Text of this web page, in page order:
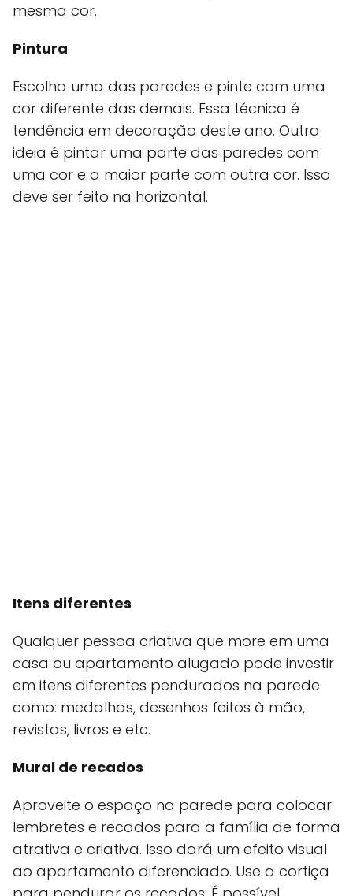
mesma cor.
Pintura
Escolha uma das paredes e pinte com uma
cor diferente das demais. Essa técnica é
tendência em decoração deste ano. Outra
ideia é pintar uma parte das paredes com
uma cor e a maior parte com outra cor. Isso
deve ser feito na horizontal.
Itens diferentes
Qualquer pessoa criativa que more em uma
casa ou apartamento alugado pode investir
em itens diferentes pendurados na parede
como: medalhas, desenhos feitos à mão,
revistas, livros e etc.
Mural de recados
Aproveite o espaço na parede para colocar
lembretes e recados para a família de forma
atrativa e criativa. Isso dará um efeito visual
ao apartamento diferenciado. Use a cortiça